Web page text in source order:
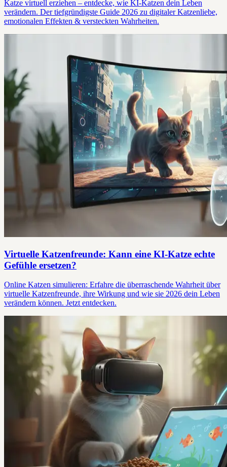
Katze virtuell erziehen – entdecke, wie KI-Katzen dein Leben
verändern. Der tiefgründigste Guide 2026 zu digitaler Katzenliebe,
emotionalen Effekten & versteckten Wahrheiten.
Virtuelle Katzenfreunde: Kann eine KI-Katze echte
Gefühle ersetzen?
Online Katzen simulieren: Erfahre die überraschende Wahrheit über
virtuelle Katzenfreunde, ihre Wirkung und wie sie 2026 dein Leben
verändern können. Jetzt entdecken.